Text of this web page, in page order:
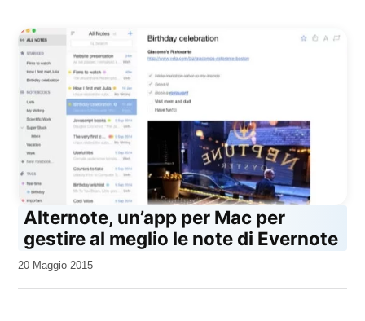
Alternote, un’app per Mac per
gestire al meglio le note di Evernote
da
20 Maggio 2015